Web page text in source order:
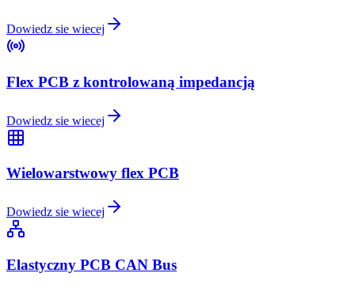
Dowiedz sie wiecej
Flex PCB z kontrolowaną impedancją
Dowiedz sie wiecej
Wielowarstwowy flex PCB
Dowiedz sie wiecej
Elastyczny PCB CAN Bus